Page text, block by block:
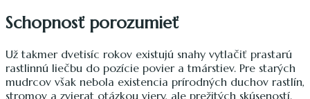
Schopnosť porozumieť
Už takmer dvetisíc rokov existujú snahy vytlačiť prastarú
rastlinnú liečbu do pozície povier a tmárstiev. Pre starých
mudrcov však nebola existencia prírodných duchov rastlín,
stromov a zvierat otázkou viery, ale prežitých skúseností.